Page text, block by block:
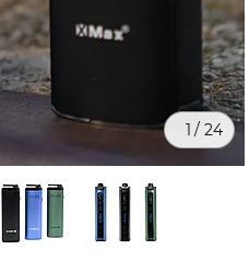
1 / 24